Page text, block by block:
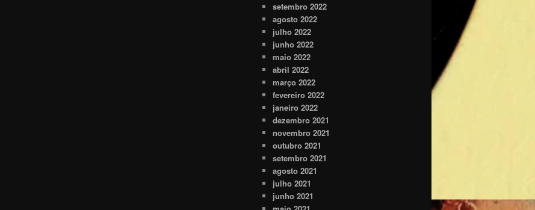
setembro 2022
agosto 2022
julho 2022
junho 2022
maio 2022
abril 2022
março 2022
fevereiro 2022
janeiro 2022
dezembro 2021
novembro 2021
outubro 2021
setembro 2021
agosto 2021
julho 2021
junho 2021